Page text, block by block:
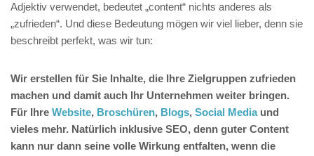
Adjektiv verwendet, bedeutet „content“ nichts anderes als
„zufrieden“. Und diese Bedeutung mögen wir viel lieber, denn sie
beschreibt perfekt, was wir tun:
Wir erstellen für Sie Inhalte, die Ihre Zielgruppen zufrieden
machen und damit auch Ihr Unternehmen weiter bringen.
Für Ihre Website, Broschüren, Blogs, Social Mediaund
vieles mehr. Natürlich inklusive SEO, denn guter Content
kann nur dann seine volle Wirkung entfalten, wenn die